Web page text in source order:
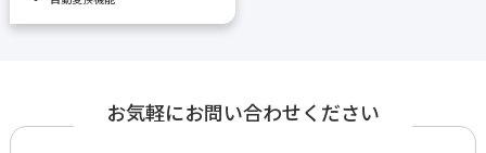
お気軽にお問い合わせください